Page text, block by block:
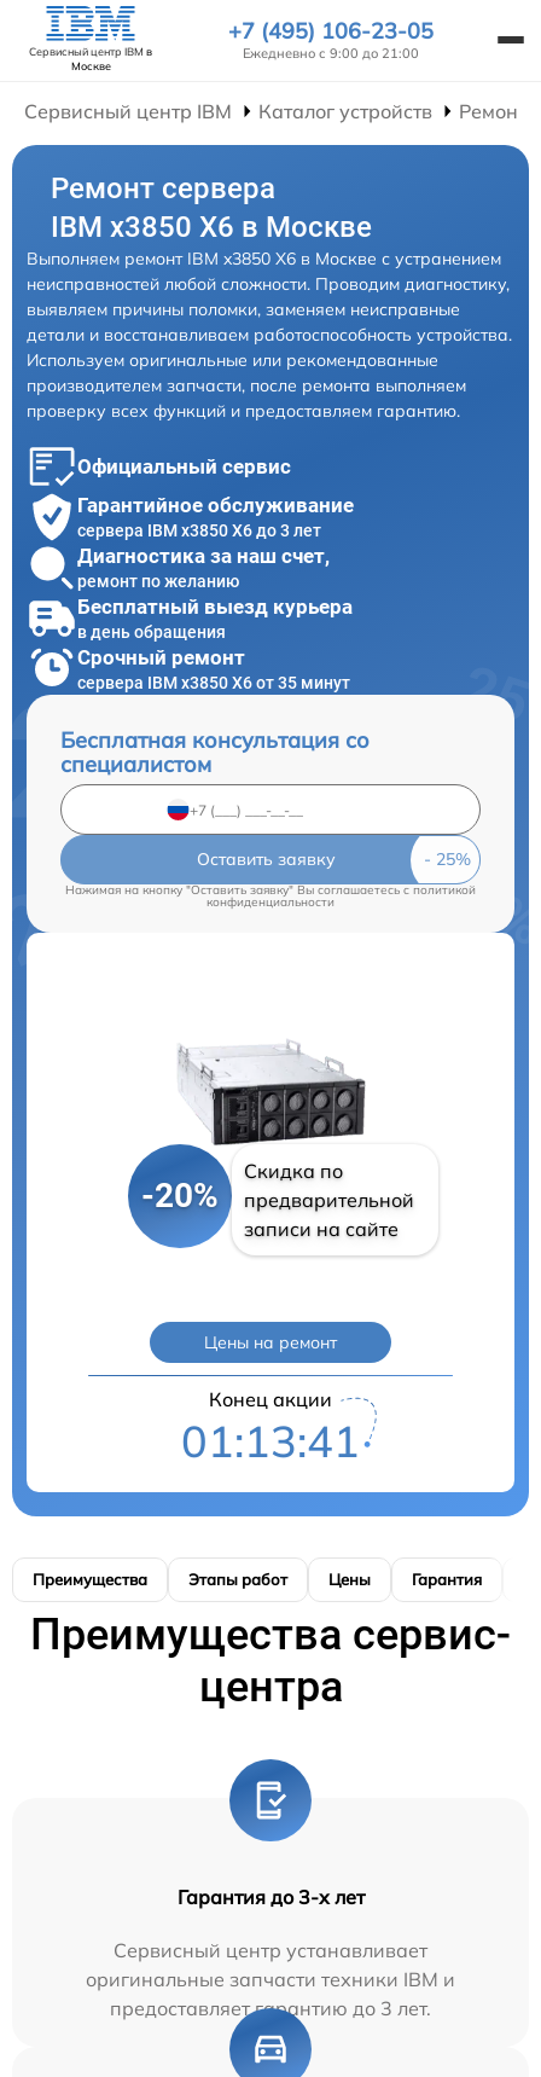
Сервисный центр IBM в
Москве
+7 (495) 106-23-05
Ежедневно с 9:00 до 21:00
Сервисный центр IBM Каталог устройств Ремонт
Ремонт сервера
IBM x3850 X6 в Москве
Выполняем ремонт IBM x3850 X6 в Москве с устранением
неисправностей любой сложности. Проводим диагностику,
выявляем причины поломки, заменяем неисправные
детали и восстанавливаем работоспособность устройства.
Используем оригинальные или рекомендованные
производителем запчасти, после ремонта выполняем
проверку всех функций и предоставляем гарантию.
Официальный сервис
Гарантийное обслуживание
сервера IBM x3850 X6 до 3 лет
Диагностика за наш счет,
ремонт по желанию
Бесплатный выезд курьера
в день обращения
Срочный ремонт
сервера IBM x3850 X6 от 35 минут
Бесплатная консультация со
специалистом
Оставить заявку
Нажимая на кнопку "Оставить заявку" Вы соглашаетесь c политикой
конфиденциальности
-20%
Скидка по
предварительной
записи на сайте
Цены на ремонт
Конец акции
01:13:40
Преимущества Этапы работ Цены Гарантия
Преимущества сервис-
центра
Гарантия до 3-х лет
Сервисный центр устанавливает
оригинальные запчасти техники IBM и
предоставляет гарантию до 3 лет.